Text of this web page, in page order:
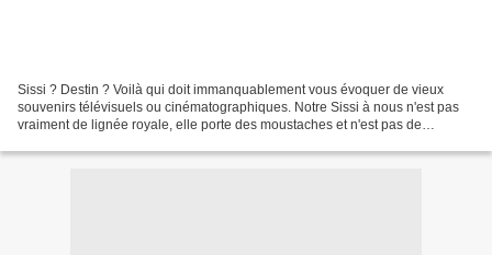
Sissi ? Destin ? Voilà qui doit immanquablement vous évoquer de vieux
souvenirs télévisuels ou cinématographiques. Notre Sissi à nous n'est pas
vraiment de lignée royale, elle porte des moustaches et n'est pas de